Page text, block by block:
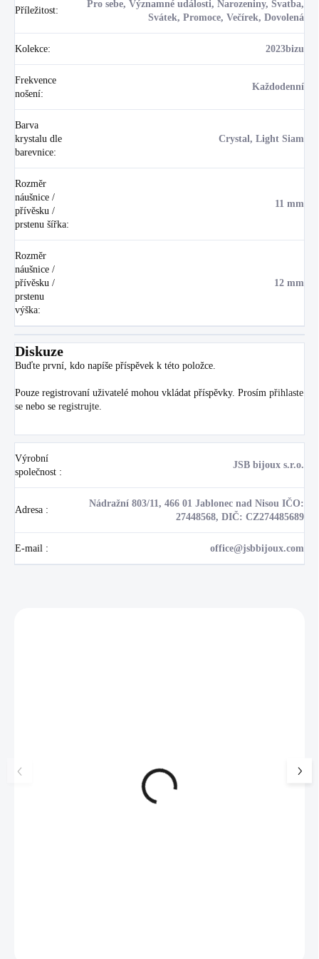
Příležitost:
Pro sebe, Významné události, Narozeniny, Svatba,
Svátek, Promoce, Večírek, Dovolená
Kolekce: 2023bizu
Frekvence
nošení:
Každodenní
Barva
krystalu dle
barevnice:
Crystal, Light Siam
Rozměr
náušnice /
přívěsku /
prstenu šířka:
11 mm
Rozměr
náušnice /
přívěsku /
prstenu
výška:
12 mm
Diskuze
Buďte první, kdo napíše příspěvek k této položce.
Pouze registrovaní uživatelé mohou vkládat příspěvky. Prosím přihlaste
se nebo se registrujte
Výrobní
společnost :
JSB bijoux s.r.o.
Adresa :
Nádražní 803/11, 466 01 Jablonec nad Nisou IČO:
27448568, DIČ: CZ274485689
E-mail : office@jsbbijoux.com